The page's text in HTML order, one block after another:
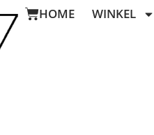
HOME WINKEL